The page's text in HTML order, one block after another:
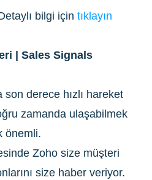
bilgi için tıklayın
| Sales Signals
son derece hızlı hareket
zamanda ulaşabilmek
önemli.
Zoho size müşteri
size haber veriyor.